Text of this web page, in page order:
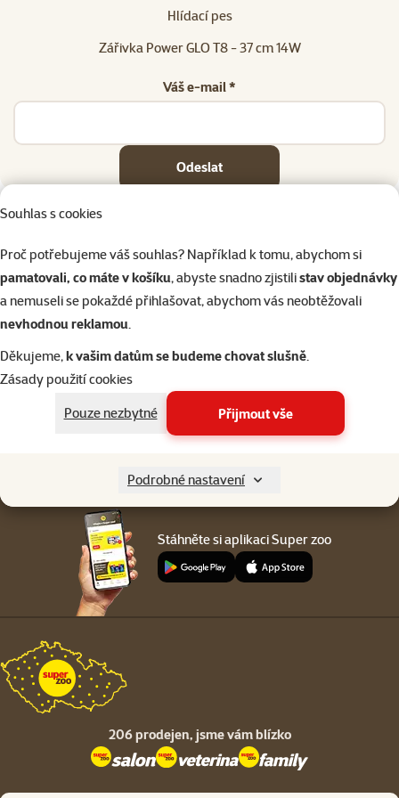
Souhlas s cookies
Proč potřebujeme váš souhlas? Například k tomu, abychom si
pamatovali, co máte v košíku, abyste snadno zjistilistav objednávky
a nemuseli se pokaždé přihlašovat, abychom vás neobtěžovali
nevhodnou reklamou.
Děkujeme,k vašim datům se budeme chovat slušně.
Zásady použití cookies
Pouze nezbytné
Přijmout vše
Podrobné nastavení
Hlídací pes
Zářivka Power GLO T8 - 37 cm 14W
Váš e-mail *
Odeslat
Napište nám
eshop@superzoo.cz
321 000 180
Po–Pá 7:00 – 18:00
Online chat
nebo
206 prodejen
Menu v patičce
Pro zákazníky
Stáhněte si aplikaci Super zoo
206 prodejen, jsme vám blízko